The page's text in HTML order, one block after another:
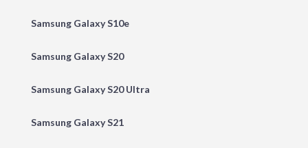
Samsung Galaxy S10e
Samsung Galaxy S20
Samsung Galaxy S20 Ultra
Samsung Galaxy S21